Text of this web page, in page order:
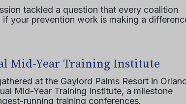
tackled a question that every coalition
your prevention work is making a
Mid-Year Training Institute
at the Gaylord Palms Resort in
Mid-Year Training Institute, a milestone
running training conferences.